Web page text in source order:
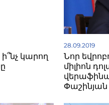
կարող
28.09.2019
Նոր
միլիոն
Փաշինյան